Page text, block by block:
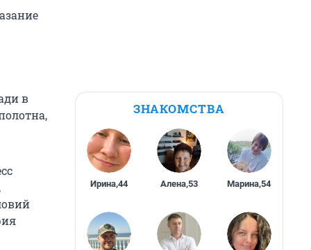
в
ЗНАКОМСТВА
Ирина,44 Алена,53 Марина,54